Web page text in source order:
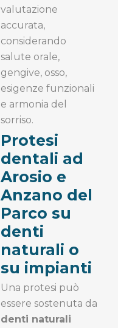
valutazione
accurata,
considerando
salute orale,
gengive, osso,
esigenze funzionali
e armonia del
sorriso.
Protesi
dentali ad
Arosio e
Anzano del
Parco su
denti
naturali o
su impianti
Una protesi può
essere sostenuta da
denti naturali